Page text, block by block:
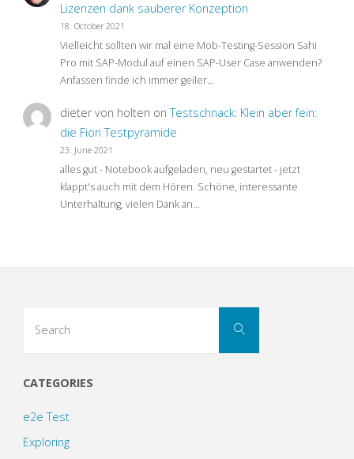
Lizenzen dank sauberer Konzeption
18. October 2021
Vielleicht sollten wir mal eine Mob-Testing-Session Sahi
Pro mit SAP-Modul auf einen SAP-User Case anwenden?
Anfassen finde ich immer geiler…
dieter von holten onTestschnack: Klein aber fein:
die Fiori Testpyramide
23. June 2021
alles gut - Notebook aufgeladen, neu gestartet - jetzt
klappt's auch mit dem Hören. Schöne, interessante
Unterhaltung, vielen Dank an…
Search
CATEGORIES
e2e Test
Exploring